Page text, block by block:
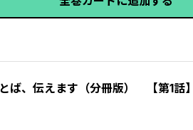
ば、伝えます（分冊版） 【第1話】